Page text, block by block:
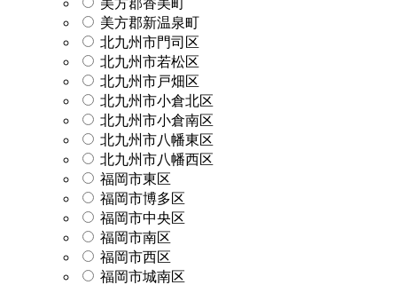
美方郡新温泉町
北九州市門司区
北九州市若松区
北九州市戸畑区
北九州市小倉北区
北九州市小倉南区
北九州市八幡東区
北九州市八幡西区
福岡市東区
福岡市博多区
福岡市中央区
福岡市南区
福岡市西区
福岡市城南区